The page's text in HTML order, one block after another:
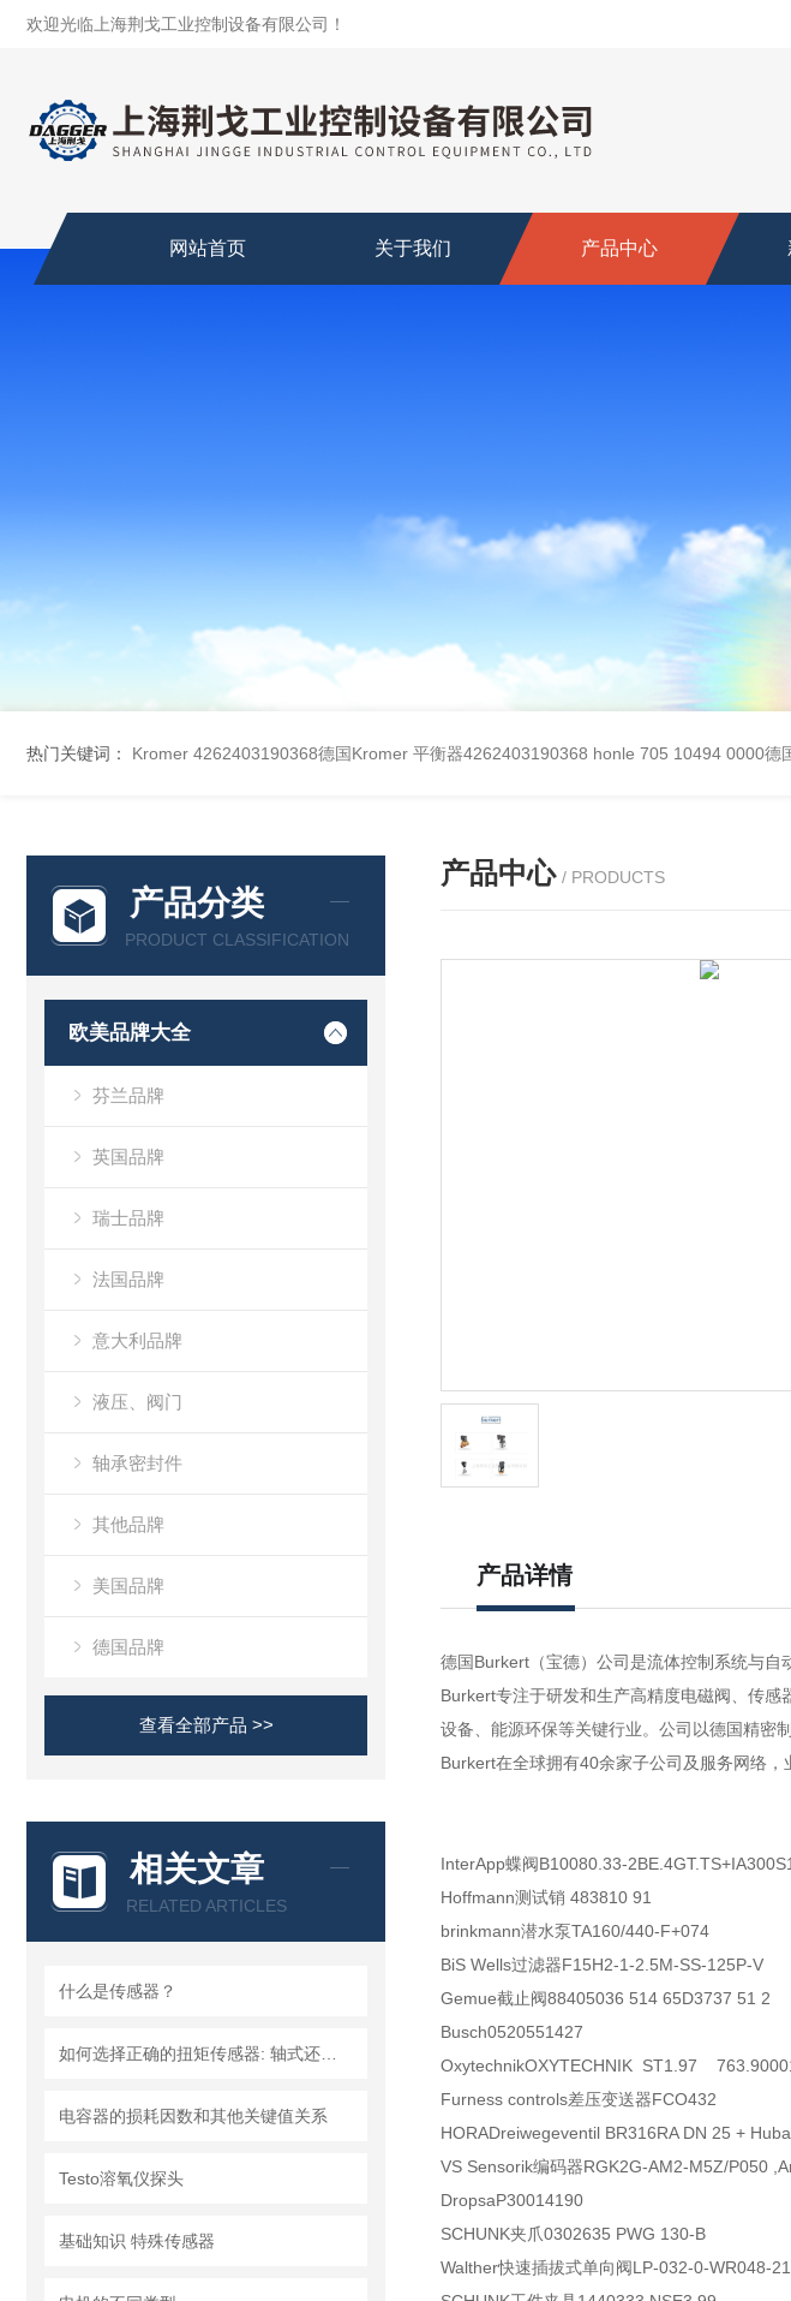
欢迎光临上海荆戈工业控制设备有限公司！
网站首页 关于我们 产品中心
热门关键词： Kromer 4262403190368德国Kromer 平衡器4262403190368 honle 705 10494 0000德
产品分类
PRODUCT CLASSIFICATION
欧美品牌大全
芬兰品牌
英国品牌
瑞士品牌
法国品牌
意大利品牌
液压、阀门
轴承密封件
其他品牌
美国品牌
德国品牌
查看全部产品 >>
相关文章
RELATED ARTICLES
什么是传感器？
电容器的损耗因数和其他关键值关系
Testo溶氧仪探头
基础知识 特殊传感器
产品中心 / PRODUCTS
产品详情
德国Burkert（宝德）公司是流体控制系统与自
Burkert专注于研发和生产高精度电磁阀、传
设备、能源环保等关键行业。公司以德国精密
Burkert在全球拥有40余家子公司及服务网络
InterApp蝶阀B10080.33-
Hoffmann测试销 483810 91
brinkmann潜水泵TA160/440-F+074
BiS Wells过滤器F15H2-1-2.5M-SS-125P-V
Gemue截止阀88405036 514 65D3737 51 2
Busch0520551427
OxytechnikOXYTECHNIK ST1.97
Furness controls差压变送器FCO432
HORADreiwegeventil BR316RA DN 25 +
VS Sensorik编码器RGK2G-AM2-M5Z/P050
DropsaP30014190
SCHUNK夹爪0302635 PWG 130-B
Walther快速插拔式单向阀LP-032-0-WR048-